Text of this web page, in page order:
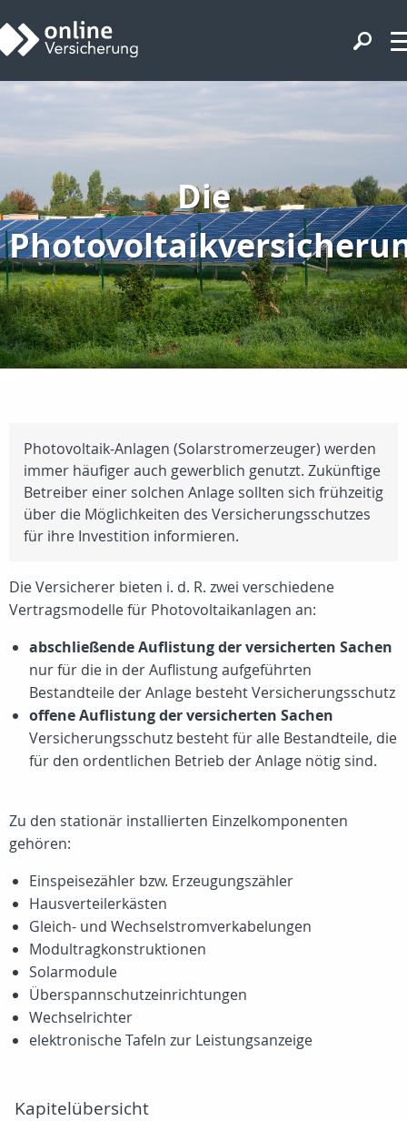
Die
Photovoltaik-Anlagen (Solarstromerzeuger) werden
immer häufiger auch gewerblich genutzt. Zukünftige
Betreiber einer solchen Anlage sollten sich frühzeitig
über die Möglichkeiten des Versicherungsschutzes
für ihre Investition informieren.
Die Versicherer bieten i. d. R. zwei verschiedene
Vertragsmodelle für Photovoltaikanlagen an:
abschließende Auflistung der versicherten Sachen
nur für die in der Auflistung aufgeführten
Bestandteile der Anlage besteht Versicherungsschutz
offene Auflistung der versicherten Sachen
Versicherungsschutz besteht für alle Bestandteile, die
für den ordentlichen Betrieb der Anlage nötig sind.
Zu den stationär installierten Einzelkomponenten
gehören:
Einspeisezähler bzw. Erzeugungszähler
Hausverteilerkästen
Gleich- und Wechselstromverkabelungen
Modultragkonstruktionen
Solarmodule
Überspannschutzeinrichtungen
Wechselrichter
elektronische Tafeln zur Leistungsanzeige
Kapitelübersicht